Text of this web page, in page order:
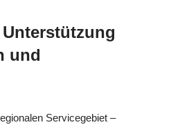
und
Servicegebiet –